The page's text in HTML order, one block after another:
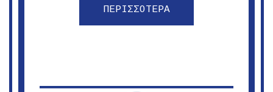
ΠΕΡΙΣΣΟΤΕΡΑ